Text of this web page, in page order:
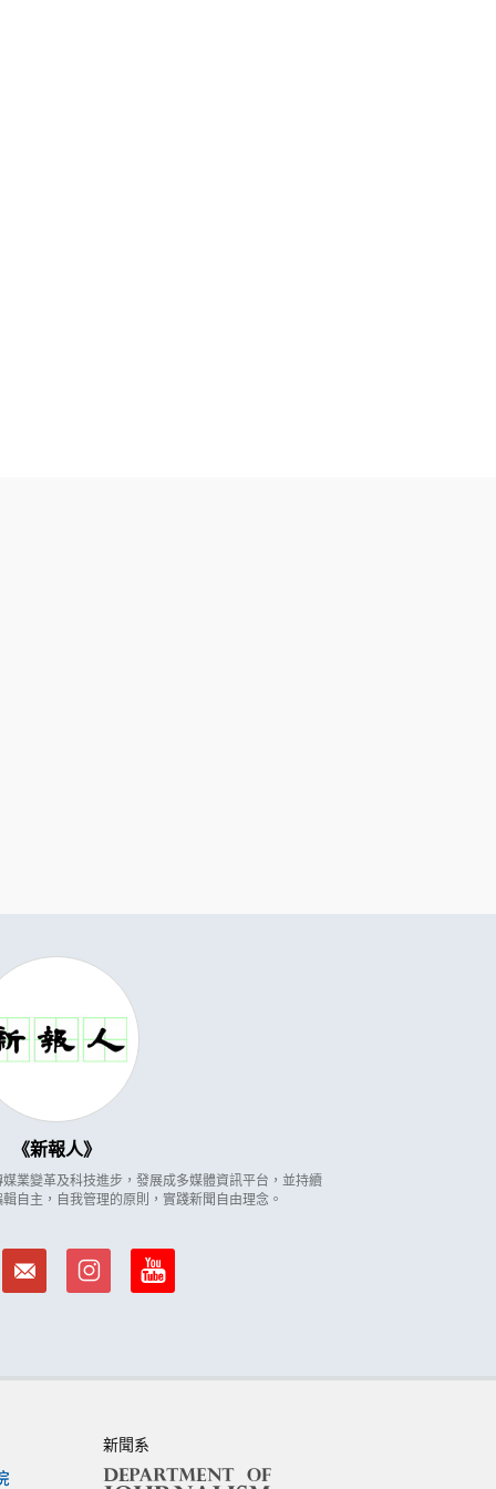
新報人
業變革及科技進步，發展成多媒體資訊平台，並持續
自主，自我管理的原則，實踐新聞自由理念。
新聞系